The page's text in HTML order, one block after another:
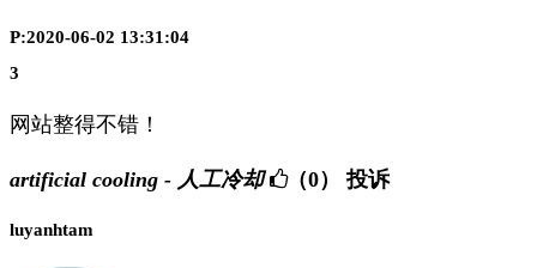
P:2020-06-02 13:31:04
3
网站整得不错！
artificial cooling - 人工冷却 （0） 投诉
luyanhtam